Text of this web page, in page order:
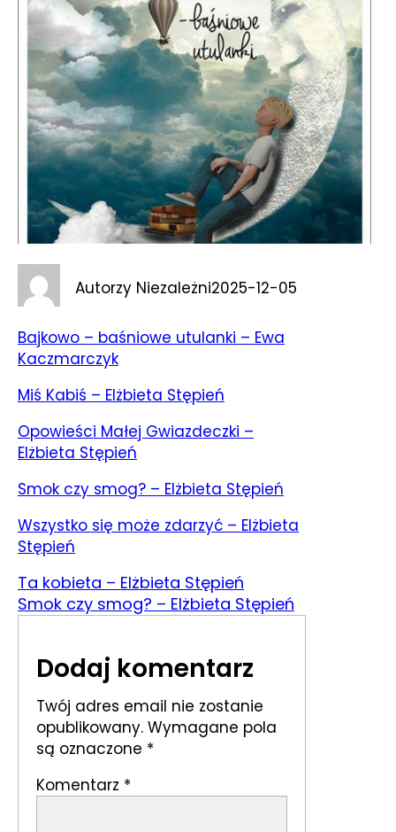
Autorzy Niezależni2025-12-05
Bajkowo – baśniowe utulanki – Ewa
Kaczmarczyk
Miś Kabiś – Elżbieta Stępień
Opowieści Małej Gwiazdeczki –
Elżbieta Stępień
Smok czy smog? – Elżbieta Stępień
Wszystko się może zdarzyć – Elżbieta
Stępień
Ta kobieta – Elżbieta Stępień
Smok czy smog? – Elżbieta Stępień
Dodaj komentarz
Twój adres email nie zostanie
opublikowany. Wymagane pola
są oznaczone *
Komentarz *